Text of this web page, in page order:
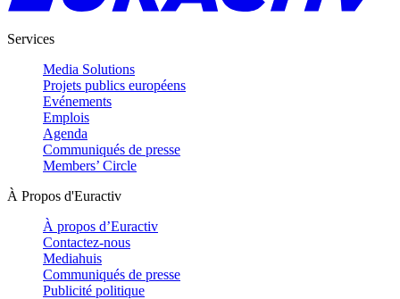
Services
Media Solutions
Projets publics européens
Evénements
Emplois
Agenda
Communiqués de presse
Members’ Circle
À Propos d'Euractiv
À propos d’Euractiv
Contactez-nous
Mediahuis
Communiqués de presse
Publicité politique